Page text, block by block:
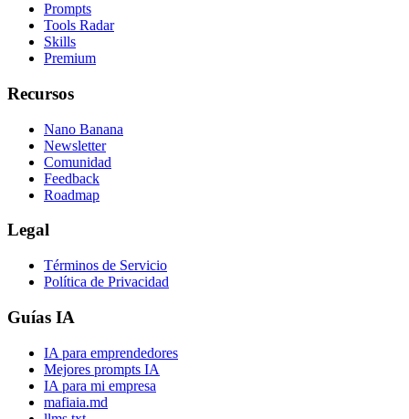
Prompts
Tools Radar
Skills
Premium
Recursos
Nano Banana
Newsletter
Comunidad
Feedback
Roadmap
Legal
Términos de Servicio
Política de Privacidad
Guías IA
IA para emprendedores
Mejores prompts IA
IA para mi empresa
mafiaia.md